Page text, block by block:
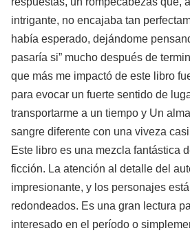
intrigante, no encajaba tan
había esperado, dejándome
pasaría si” mucho después de
que más me impactó de este libro
para evocar un fuerte sentido de
transportarme a un tiempo y Un
sangre diferente con una viveza
Este libro es una mezcla fantástica
ficción. La atención al detalle del
impresionante, y los personajes
redondeados. Es una gran lectura
interesado en el período o